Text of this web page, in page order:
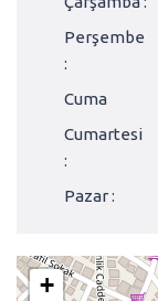
Perşembe
:
Cuma
Cumartesi
:
Pazar :
+